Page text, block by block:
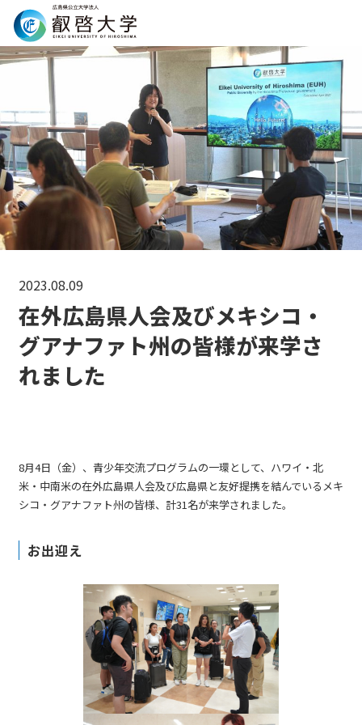
Search
2023.08.09
在外広島県人会及びメキシコ・
グアナファト州の皆様が来学さ
れました
8月4日（金）、青少年交流プログラムの一環として、ハワイ・北
米・中南米の在外広島県人会及び広島県と友好提携を結んでいるメキ
シコ・グアナファト州の皆様、計31名が来学されました。
お出迎え